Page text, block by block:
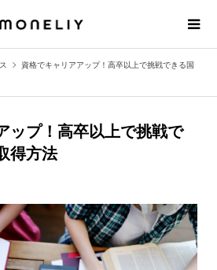
資格でキャリアアップ！高卒以上で挑戦できる国
ップ！高卒以上で挑戦で
得方法